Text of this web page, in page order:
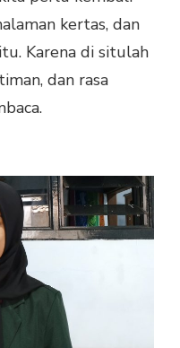
kertas, dan
Karena di situlah
dan rasa